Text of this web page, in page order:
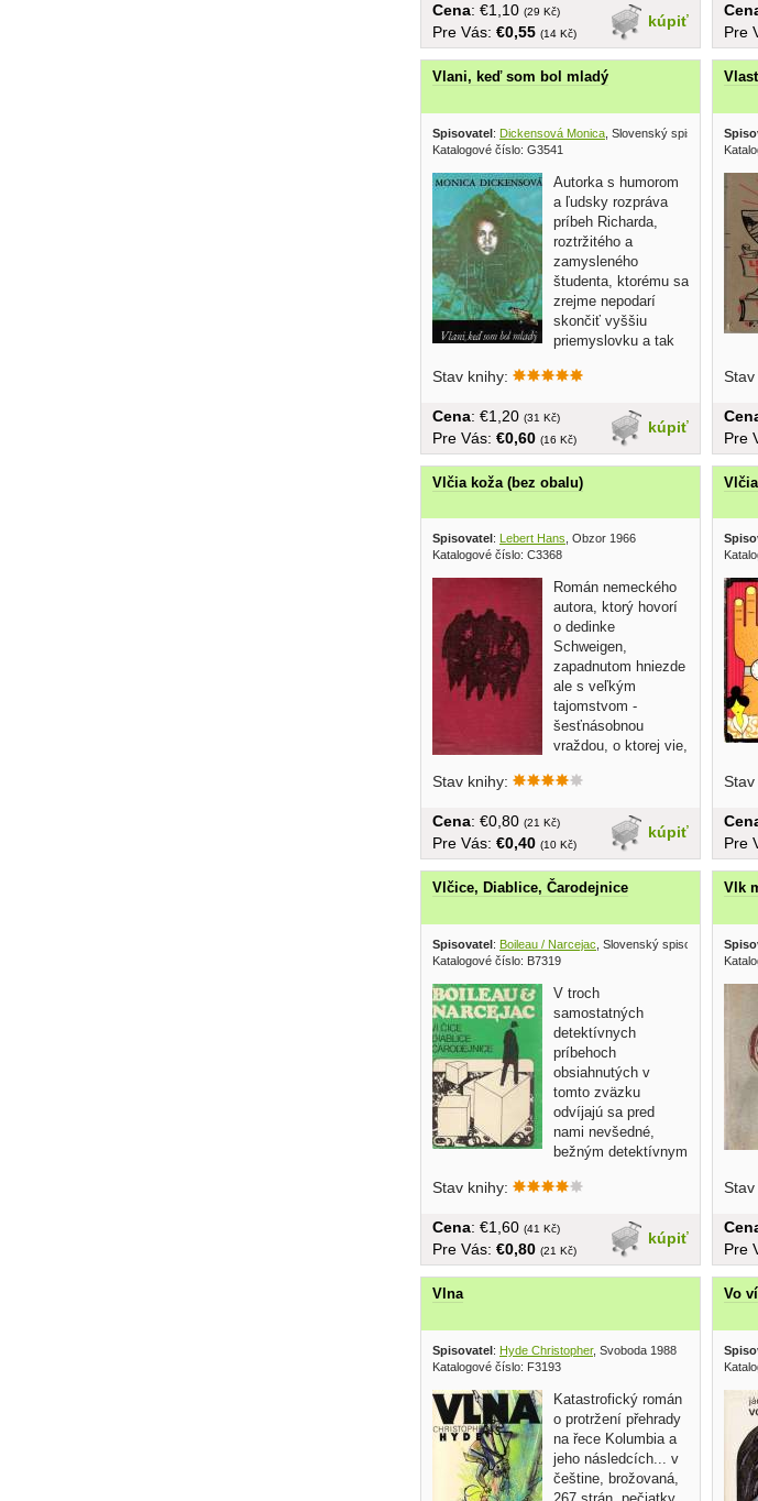
kúpiť
Cena: €1,10 (29 Kč)
Pre Vás: €0,55 (14 Kč) Pre
Vlani, keď som bol mladý
Spisovatel: Dickensová Monica , Slovenský spisovateľ 1985
Katalogové číslo: G3541
Autorka s humorom
a ľudsky rozpráva
príbeh Richarda,
roztržitého a
zamysleného
študenta, ktorému sa
zrejme nepodarí
skončiť vyššiu
priemyslovku a tak
Stav knihy:
kúpiť
Cena: €1,20 (31 Kč)
Pre Vás: €0,60 (16 Kč)
Stav
Pre
Vlčia koža (bez obalu)
Spisovatel : Lebert Hans, Obzor 1966
Katalogové číslo: C3368
Román nemeckého
autora, ktorý hovorí
o dedinke
Schweigen,
zapadnutom hniezde
ale s veľkým
tajomstvom -
šesťnásobnou
vraždou, o ktorej vie,
ktorá...
Stav knihy:
kúpiť
Cena: €0,80 (21 Kč)
Pre Vás: €0,40 (10 Kč)
Stav
Pre
Vlčice, Diablice, Čarodejnice
Spisovatel: Boileau / Narcejac , Slovenský spisovateľ 1976
Katalogové číslo: B7319
V troch
samostatných
detektívnych
príbehoch
obsiahnutých v
tomto zväzku
odvíjajú sa pred
nami nevšedné,
bežným detektívnym
Stav knihy:
kúpiť
Cena: €1,60 (41 Kč)
Pre Vás: €0,80 (21 Kč)
Vlk
Stav
Pre
Vlna
Spisovatel: Hyde Christopher, Svoboda 1988
Katalogové číslo: F3193
Katastrofický román
o protržení přehrady
na řece Kolumbia a
jeho následcích... v
češtine, brožovaná,
Vo